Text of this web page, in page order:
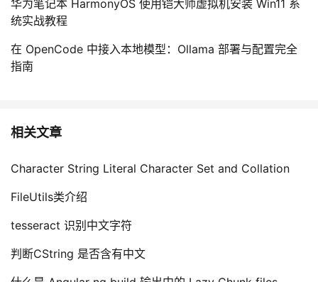
验
收
议
华为笔记本 HarmonyOS 使用铠大师虚拟机安装 Win11 系
统实战教程
在 OpenCode 中接入本地模型：Ollama 部署与配置完全
指南
相关文章
Character String Literal Character Set and Collation
FileUtils类介绍
tesseract 识别中文字符
判断CString 是否含有中文